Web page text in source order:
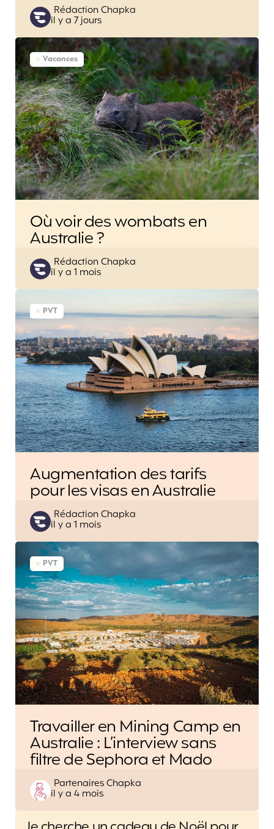
Posted
by
Rédaction Chapka
il y a 7 jours
Vacances
Où voir des wombats en
Australie ?
Posted
by
Rédaction Chapka
il y a 1 mois
PVT
Augmentation des tarifs
pour les visas en Australie
Posted
by
Rédaction Chapka
il y a 1 mois
PVT
Travailler en Mining Camp en
Australie : L’interview sans
filtre de Sephora et Mado
Posted
by
Partenaires Chapka
il y a 4 mois
Post